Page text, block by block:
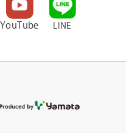
YouTube LINE